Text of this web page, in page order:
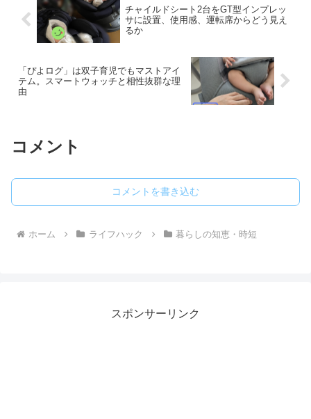
チャイルドシート2台をGT型インプレッ
サに設置、使用感、運転席からどう見え
るか
「ぴよログ」は双子育児でもマストアイ
テム。スマートウォッチと相性抜群な理
由
コメント
コメントを書き込む
ホーム ライフハック 暮らしの知恵・時短
スポンサーリンク